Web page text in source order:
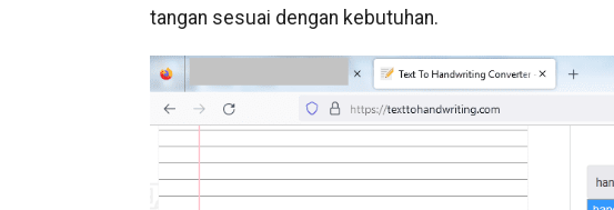
tangan sesuai dengan kebutuhan.